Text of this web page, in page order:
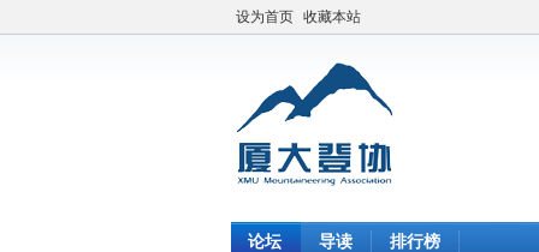
设为首页 收藏本站
论坛 导读 排行榜